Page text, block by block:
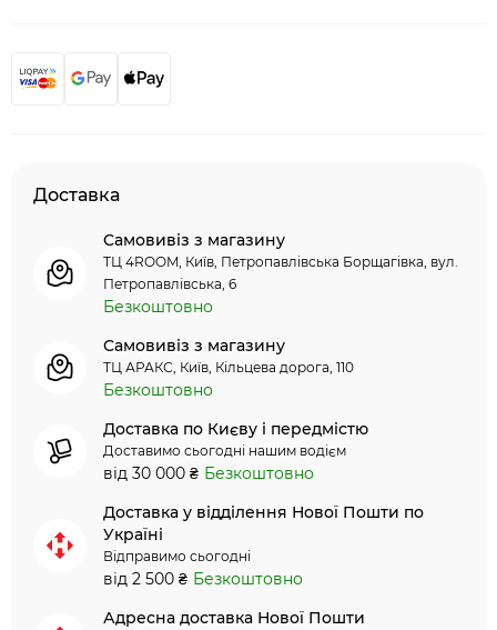
Доставка
Самовивіз з магазину
ТЦ 4ROOM, Київ, Петропавлівська Борщагівка, вул.
Петропавлівська, 6
Безкоштовно
Самовивіз з магазину
ТЦ АРАКС, Київ, Кільцева дорога, 110
Безкоштовно
Доставка по Києву і передмістю
Доставимо сьогодні нашим водієм
від 30 000 ₴ Безкоштовно
Доставка у відділення Нової Пошти по
Україні
Відправимо сьогодні
від 2 500 ₴ Безкоштовно
Адресна доставка Нової Пошти